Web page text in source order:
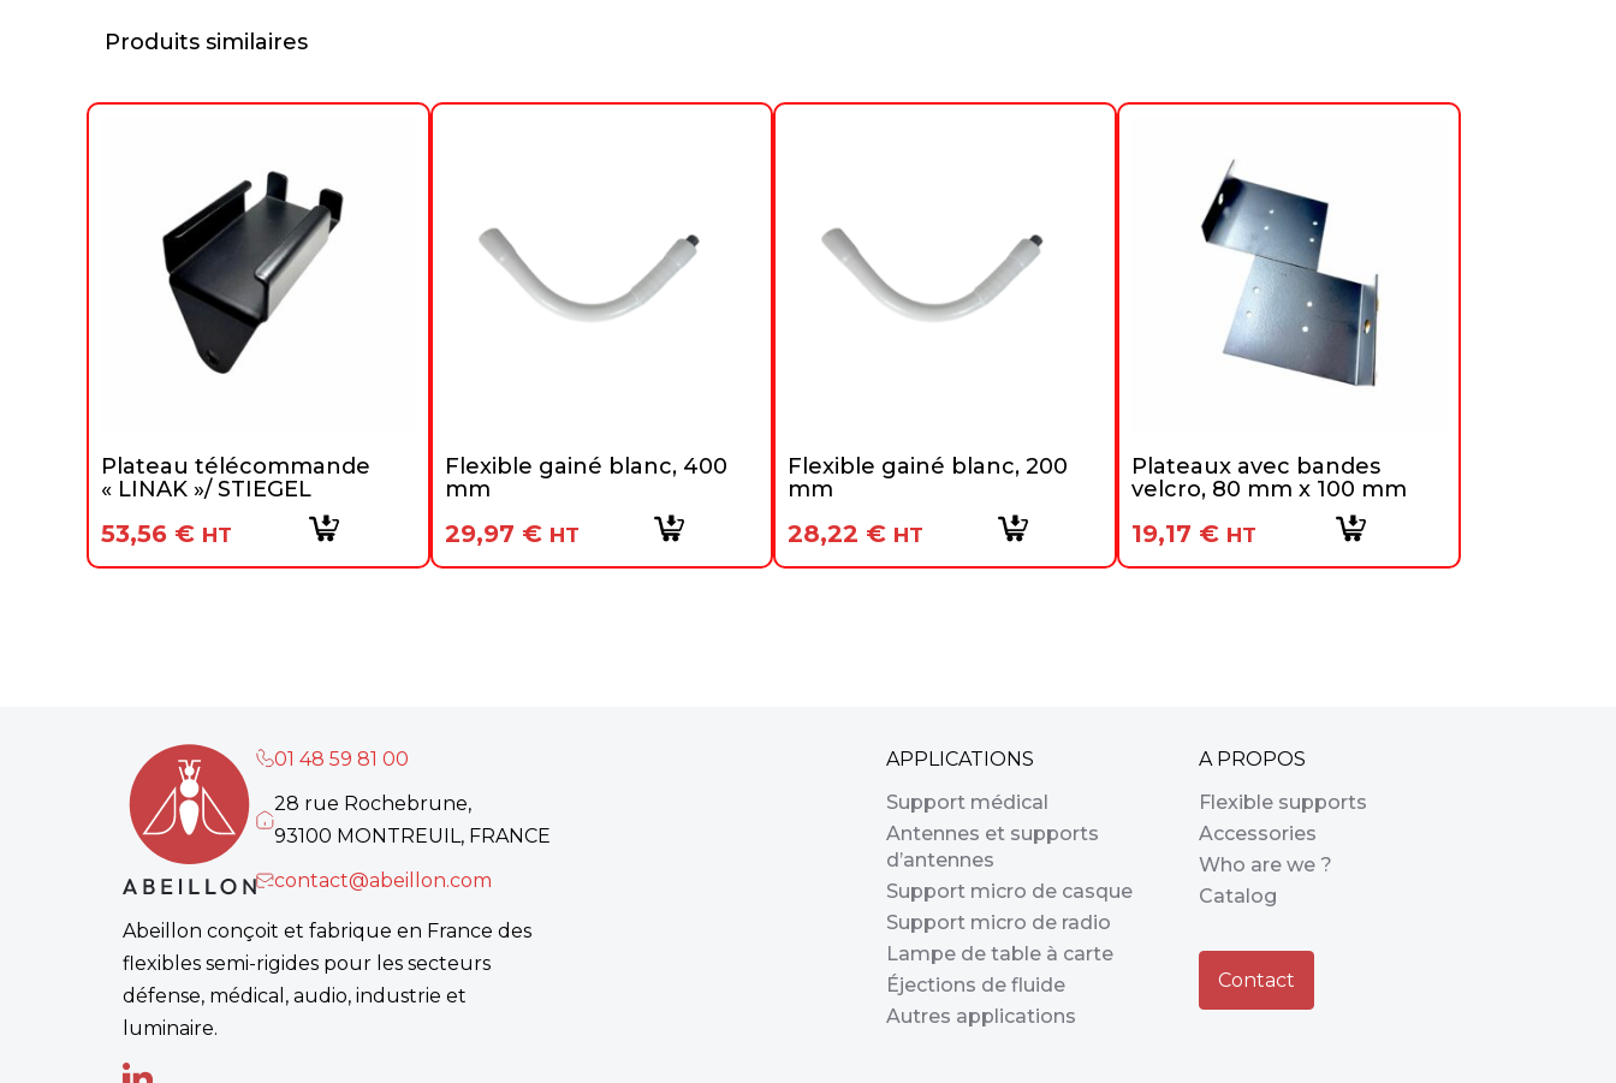
Produits similaires
Plateau télécommande
« LINAK »/ STIEGEL
53,56 € HT
Flexible gainé blanc, 400
mm
29,97 € HT
Flexible gainé blanc, 200
mm
28,22 € HT
Plateaux avec bandes
velcro, 80 mm x 100 mm
19,17 € HT
01 48 59 81 00
28 rue Rochebrune,
93100 MONTREUIL, FRANCE
contact@abeillon.com
Abeillon conçoit et fabrique en France des
flexibles semi-rigides pour les secteurs
défense, médical, audio, industrie et
luminaire.
APPLICATIONS
Support médical
Antennes et supports
d’antennes
Support micro de casque
Support micro de radio
Lampe de table à carte
Éjections de fluide
Autres applications
A PROPOS
Flexible supports
Accessories
Who are we ?
Catalog
Contact